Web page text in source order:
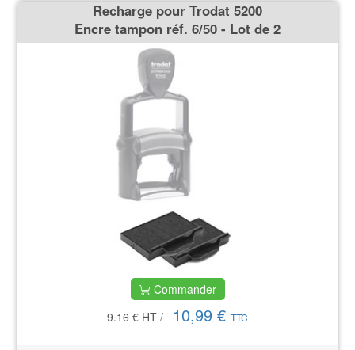
Recharge pour Trodat 5200
Encre tampon réf. 6/50 - Lot de 2
Commander
9.16 € HT / 10,99 € TTC